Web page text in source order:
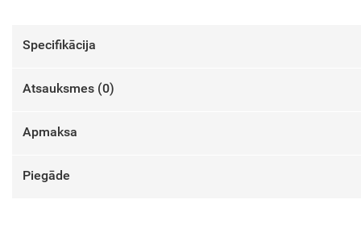
Specifikācija
Atsauksmes (0)
Apmaksa
Piegāde